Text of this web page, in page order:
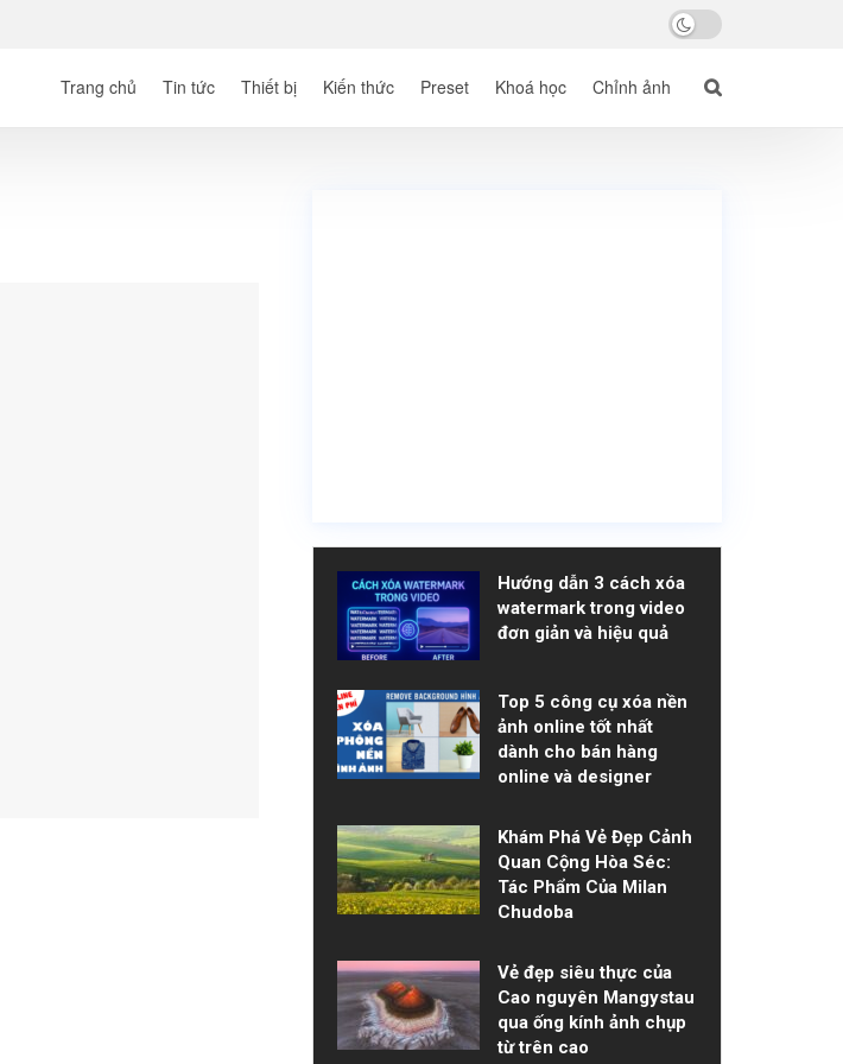
Trang chủ Tin tức Thiết bị Kiến thức Preset Khoá học Chỉnh ảnh
Hướng dẫn 3 cách xóa
watermark trong video
đơn giản và hiệu quả
Top 5 công cụ xóa nền
ảnh online tốt nhất
dành cho bán hàng
online và designer
Khám Phá Vẻ Đẹp Cảnh
Quan Cộng Hòa Séc:
Tác Phẩm Của Milan
Chudoba
Vẻ đẹp siêu thực của
Cao nguyên Mangystau
qua ống kính ảnh chụp
từ trên cao